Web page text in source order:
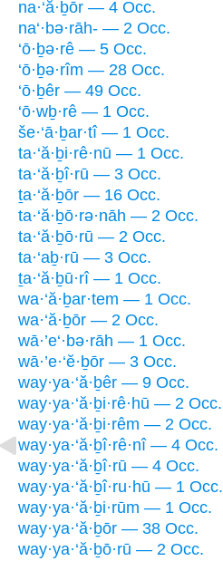
na·‘ă·ḇōr — 4 Occ.
na‘·bə·rāh- — 2 Occ.
‘ō·ḇə·rê — 5 Occ.
‘ō·ḇə·rîm — 28 Occ.
‘ō·ḇêr — 49 Occ.
‘ō·wḇ·rê — 1 Occ.
še·‘ā·ḇar·tî — 1 Occ.
ta·‘ă·ḇi·rê·nū — 1 Occ.
ta·‘ă·ḇî·rū — 3 Occ.
ṯa·‘ă·ḇōr — 16 Occ.
ta·‘ă·ḇō·rə·nāh — 2 Occ.
ta·‘ă·ḇō·rū — 2 Occ.
ta·‘aḇ·rū — 3 Occ.
ṯa·‘ă·ḇū·rî — 1 Occ.
wa·‘ă·ḇar·tem — 1 Occ.
wa·‘ă·ḇōr — 2 Occ.
wā·’e‘·bə·rāh — 1 Occ.
wā·’e·‘ĕ·ḇōr — 3 Occ.
way·ya·‘ă·ḇêr — 9 Occ.
way·ya·‘ă·ḇi·rê·hū — 2 Occ.
way·ya·‘ă·ḇi·rêm — 2 Occ.
way·ya·‘ă·ḇî·rê·nî — 4 Occ.
way·ya·‘ă·ḇî·rū — 4 Occ.
way·ya·‘ă·ḇî·ru·hū — 1 Occ.
way·ya·‘ă·ḇi·rūm — 1 Occ.
way·ya·‘ă·ḇōr — 38 Occ.
way·ya·‘ă·ḇō·rū — 2 Occ.